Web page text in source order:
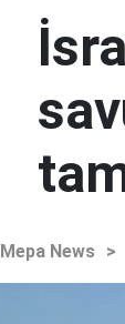
Mepa News >